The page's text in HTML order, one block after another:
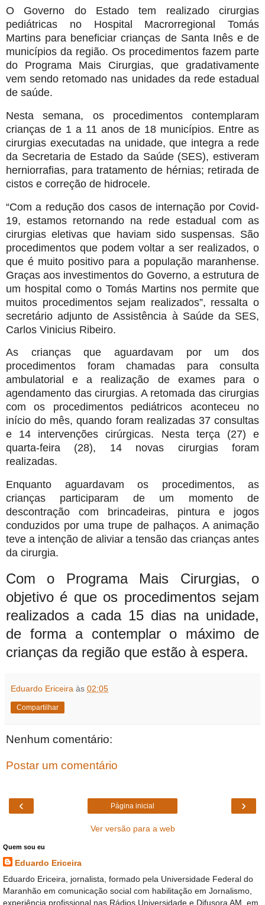
O Governo do Estado tem realizado cirurgias
pediátricas no Hospital Macrorregional Tomás
Martins para beneficiar crianças de Santa Inês e de
municípios da região. Os procedimentos fazem parte
do Programa Mais Cirurgias, que gradativamente
vem sendo retomado nas unidades da rede estadual
de saúde.
Nesta semana, os procedimentos contemplaram
crianças de 1 a 11 anos de 18 municípios. Entre as
cirurgias executadas na unidade, que integra a rede
da Secretaria de Estado da Saúde (SES), estiveram
herniorrafias, para tratamento de hérnias; retirada de
cistos e correção de hidrocele.
“Com a redução dos casos de internação por Covid-
19, estamos retornando na rede estadual com as
cirurgias eletivas que haviam sido suspensas. São
procedimentos que podem voltar a ser realizados, o
que é muito positivo para a população maranhense.
Graças aos investimentos do Governo, a estrutura de
um hospital como o Tomás Martins nos permite que
muitos procedimentos sejam realizados”, ressalta o
secretário adjunto de Assistência à Saúde da SES,
Carlos Vinicius Ribeiro.
As crianças que aguardavam por um dos
procedimentos foram chamadas para consulta
ambulatorial e a realização de exames para o
agendamento das cirurgias. A retomada das cirurgias
com os procedimentos pediátricos aconteceu no
início do mês, quando foram realizadas 37 consultas
e 14 intervenções cirúrgicas. Nesta terça (27) e
quarta-feira (28), 14 novas cirurgias foram
realizadas.
Enquanto aguardavam os procedimentos, as
crianças participaram de um momento de
descontração com brincadeiras, pintura e jogos
conduzidos por uma trupe de palhaços. A animação
teve a intenção de aliviar a tensão das crianças antes
da cirurgia.
Com o Programa Mais Cirurgias, o
objetivo é que os procedimentos sejam
realizados a cada 15 dias na unidade,
de forma a contemplar o máximo de
crianças da região que estão à espera.
Eduardo Ericeira às 02:05
Compartilhar
Nenhum comentário:
Postar um comentário
‹ ›
Página inicial
Ver versão para a web
Quem sou eu
Eduardo Ericeira
Eduardo Ericeira, jornalista, formado pela Universidade Federal do
Maranhão em comunicação social com habilitação em Jornalismo,
experiência profissional nas Rádios Universidade e Difusora AM, em